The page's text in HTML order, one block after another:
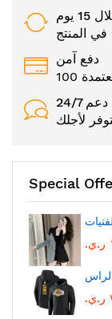
يوم
المنتج
دفع آمن
24/7 دعم
لأجلك
Special